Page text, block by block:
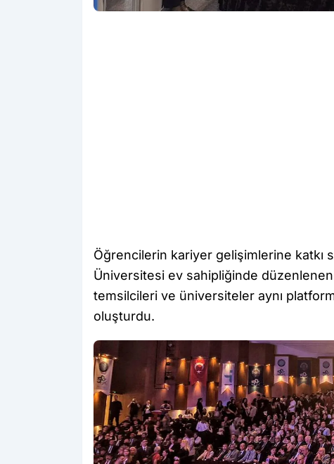
Öğrencilerin kariyer gelişimlerine katkı
Üniversitesi ev sahipliğinde
temsilcileri ve üniversiteler aynı
oluşturdu.